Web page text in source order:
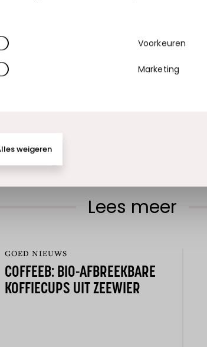
Voorkeuren
Marketing
weigeren
met als target $ 10.000, leverde
al meer dan $ 90.000 op. Slow
steeds sneller!
capaciteit tot 30 miljoen schoenen per
alles vieren, mét ballonnen!
Lees meer
GOED NIEUWS
COFFEEB: BIO-AFBREEKBARE
KOFFIECUPS UIT ZEEWIER